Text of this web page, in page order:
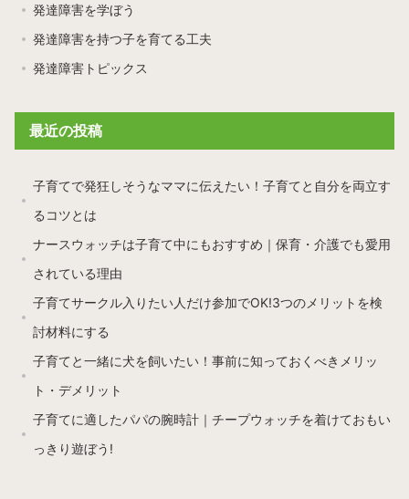
発達障害を学ぼう
発達障害を持つ子を育てる工夫
発達障害トピックス
最近の投稿
子育てで発狂しそうなママに伝えたい！子育てと自分を両立す
るコツとは
ナースウォッチは子育て中にもおすすめ｜保育・介護でも愛用
されている理由
子育てサークル入りたい人だけ参加でOK!3つのメリットを検
討材料にする
子育てと一緒に犬を飼いたい！事前に知っておくべきメリッ
ト・デメリット
子育てに適したパパの腕時計｜チープウォッチを着けておもい
っきり遊ぼう!